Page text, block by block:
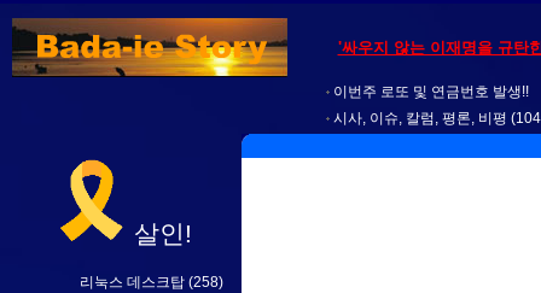
'싸우지 않는 이재명을 규탄
이번주 로또 및 연금번호 발생!!
시사, 이슈, 칼럼, 평론, 비평
살인!
리눅스 데스크탑 (258)